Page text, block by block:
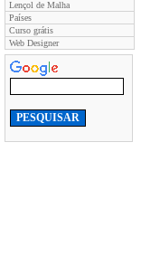
Lençol de Malha
Países
Curso grátis
Web Designer